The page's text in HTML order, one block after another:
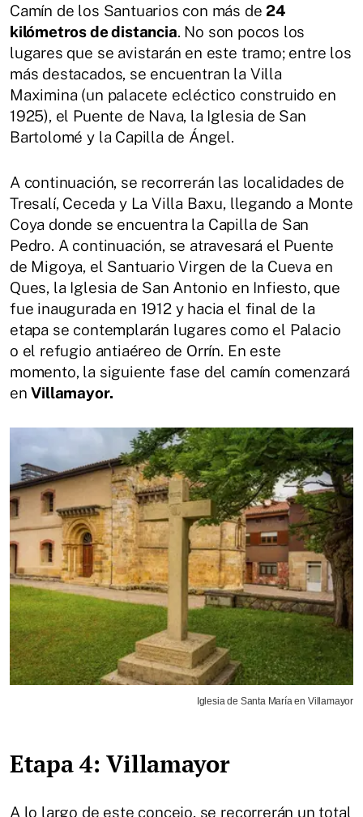
Camín de los Santuarios con más de24
kilómetros de distancia. No son pocos los
lugares que se avistarán en este tramo; entre los
más destacados, se encuentran la Villa
Maximina (un palacete ecléctico construido en
1925), el Puente de Nava, la Iglesia de San
Bartolomé y la Capilla de Ángel.
A continuación, se recorrerán las localidades de
Tresalí, Ceceda y La Villa Baxu, llegando a Monte
Coya donde se encuentra la Capilla de San
Pedro. A continuación, se atravesará el Puente
de Migoya, el Santuario Virgen de la Cueva en
Ques, la Iglesia de San Antonio en Infiesto, que
fue inaugurada en 1912 y hacia el final de la
etapa se contemplarán lugares como el Palacio
o el refugio antiaéreo de Orrín. En este
momento, la siguiente fase del camín comenzará
enVillamayor.
Iglesia de Santa María en Villamayor
Etapa 4: Villamayor
A lo largo de este concejo, se recorrerán un total